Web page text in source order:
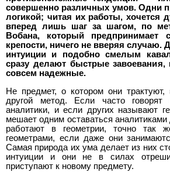
совершенно различных умов. Одни
логикой; читая их работы, хочется
вперед лишь шаг за шагом, по
Вобана, который предпринимает
крепости, ничего не вверяя случаю.
интуиции и подобно смелым
сразу делают быстрые завоевания,
совсем надежные.
Не предмет, о котором они
другой метод. Если часто
аналитики, и если других называют
мешает одним оставаться аналитиками
работают в геометрии, точно так
геометрами, если даже они
Самая природа их ума делает из них
интуиции и они не в силах
приступают к новому предмету.